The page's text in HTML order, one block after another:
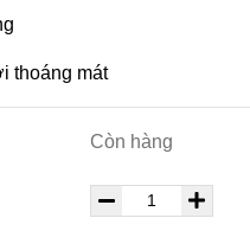
thoáng mát
Còn hàng